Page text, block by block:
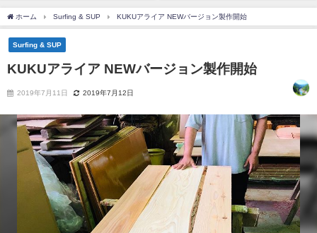
ホーム Surfing & SUP KUKUアライア NEWバージョン製作開始
Surfing & SUP
KUKUアライア NEWバージョン製作開始
2019年7月11日 2019年7月12日